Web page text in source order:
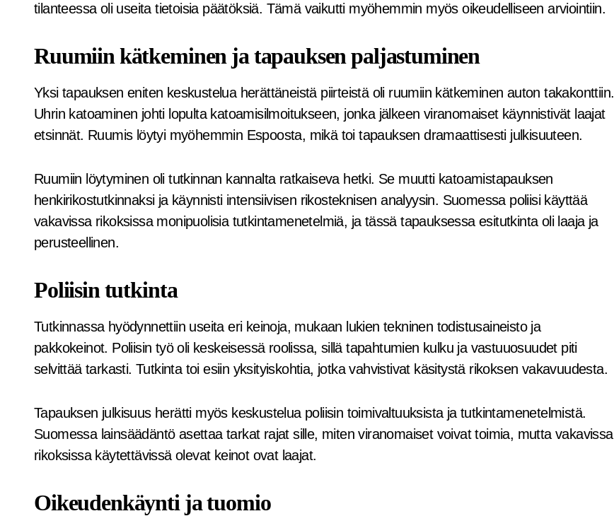
tilanteessa oli useita tietoisia päätöksiä. Tämä vaikutti myöhemmin myös oikeudelliseen arviointiin.
Ruumiin kätkeminen ja tapauksen paljastuminen
Yksi tapauksen eniten keskustelua herättäneistä piirteistä oli ruumiin kätkeminen auton takakonttiin.
Uhrin katoaminen johti lopulta katoamisilmoitukseen, jonka jälkeen viranomaiset käynnistivät laajat
etsinnät. Ruumis löytyi myöhemmin Espoosta, mikä toi tapauksen dramaattisesti julkisuuteen.
Ruumiin löytyminen oli tutkinnan kannalta ratkaiseva hetki. Se muutti katoamistapauksen
henkirikostutkinnaksi ja käynnisti intensiivisen rikosteknisen analyysin. Suomessa poliisi käyttää
vakavissa rikoksissa monipuolisia tutkintamenetelmiä, ja tässä tapauksessa esitutkinta oli laaja ja
perusteellinen.
Poliisin tutkinta
Tutkinnassa hyödynnettiin useita eri keinoja, mukaan lukien tekninen todistusaineisto ja
pakkokeinot. Poliisin työ oli keskeisessä roolissa, sillä tapahtumien kulku ja vastuuosuudet piti
selvittää tarkasti. Tutkinta toi esiin yksityiskohtia, jotka vahvistivat käsitystä rikoksen vakavuudesta.
Tapauksen julkisuus herätti myös keskustelua poliisin toimivaltuuksista ja tutkintamenetelmistä.
Suomessa lainsäädäntö asettaa tarkat rajat sille, miten viranomaiset voivat toimia, mutta vakavissa
rikoksissa käytettävissä olevat keinot ovat laajat.
Oikeudenkäynti ja tuomio